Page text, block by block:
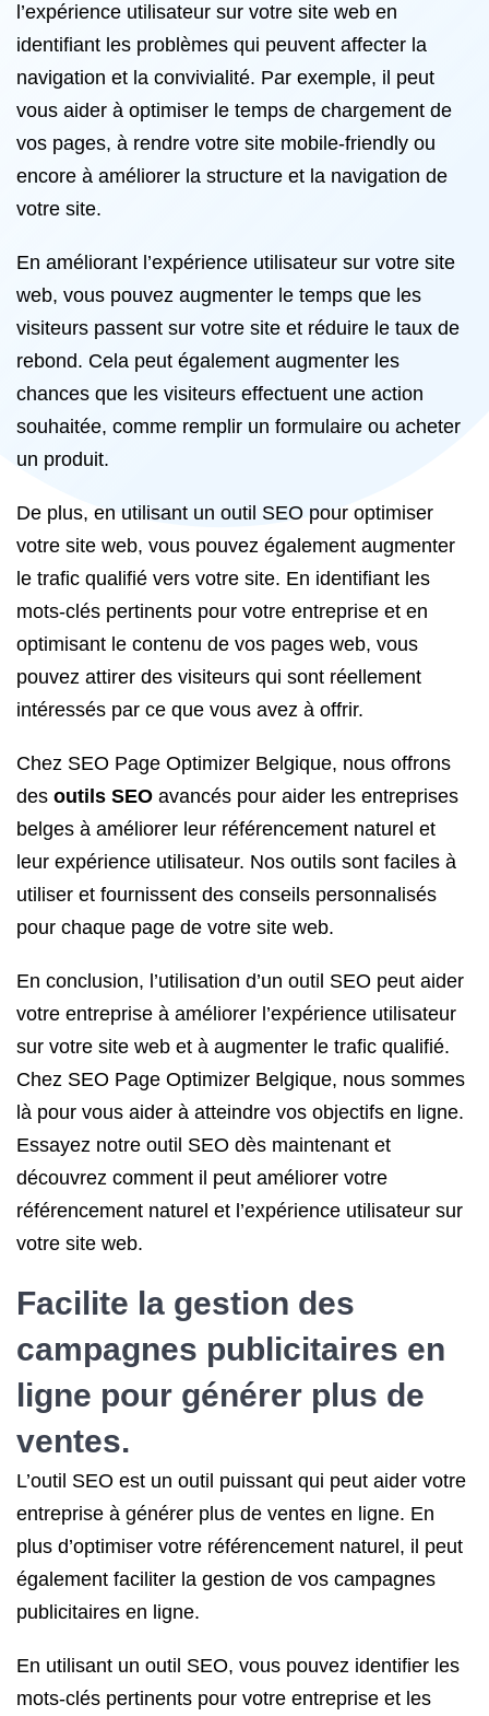
l’expérience utilisateur sur votre site web en
identifiant les problèmes qui peuvent affecter la
navigation et la convivialité. Par exemple, il peut
vous aider à optimiser le temps de chargement de
vos pages, à rendre votre site mobile-friendly ou
encore à améliorer la structure et la navigation de
votre site.
En améliorant l’expérience utilisateur sur votre site
web, vous pouvez augmenter le temps que les
visiteurs passent sur votre site et réduire le taux de
rebond. Cela peut également augmenter les
chances que les visiteurs effectuent une action
souhaitée, comme remplir un formulaire ou acheter
un produit.
De plus, en utilisant un outil SEO pour optimiser
votre site web, vous pouvez également augmenter
le trafic qualifié vers votre site. En identifiant les
mots-clés pertinents pour votre entreprise et en
optimisant le contenu de vos pages web, vous
pouvez attirer des visiteurs qui sont réellement
intéressés par ce que vous avez à offrir.
Chez SEO Page Optimizer Belgique, nous offrons
des outils SEO avancés pour aider les entreprises
belges à améliorer leur référencement naturel et
leur expérience utilisateur. Nos outils sont faciles à
utiliser et fournissent des conseils personnalisés
pour chaque page de votre site web.
En conclusion, l’utilisation d’un outil SEO peut aider
votre entreprise à améliorer l’expérience utilisateur
sur votre site web et à augmenter le trafic qualifié.
Chez SEO Page Optimizer Belgique, nous sommes
là pour vous aider à atteindre vos objectifs en ligne.
Essayez notre outil SEO dès maintenant et
découvrez comment il peut améliorer votre
référencement naturel et l’expérience utilisateur sur
votre site web.
Facilite la gestion des
campagnes publicitaires en
ligne pour générer plus de
ventes.
L’outil SEO est un outil puissant qui peut aider votre
entreprise à générer plus de ventes en ligne. En
plus d’optimiser votre référencement naturel, il peut
également faciliter la gestion de vos campagnes
publicitaires en ligne.
En utilisant un outil SEO, vous pouvez identifier les
mots-clés pertinents pour votre entreprise et les